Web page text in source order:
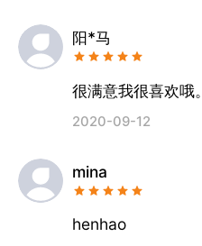
阳*马
很满意我很喜欢哦。
2020-09-12
mina
henhao